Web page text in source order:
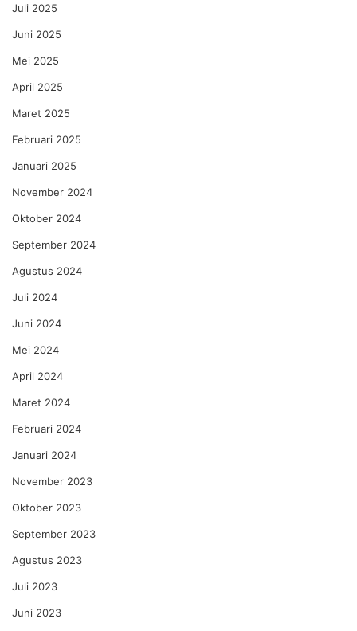
Juli 2025
Juni 2025
Mei 2025
April 2025
Maret 2025
Februari 2025
Januari 2025
November 2024
Oktober 2024
September 2024
Agustus 2024
Juli 2024
Juni 2024
Mei 2024
April 2024
Maret 2024
Februari 2024
Januari 2024
November 2023
Oktober 2023
September 2023
Agustus 2023
Juli 2023
Juni 2023